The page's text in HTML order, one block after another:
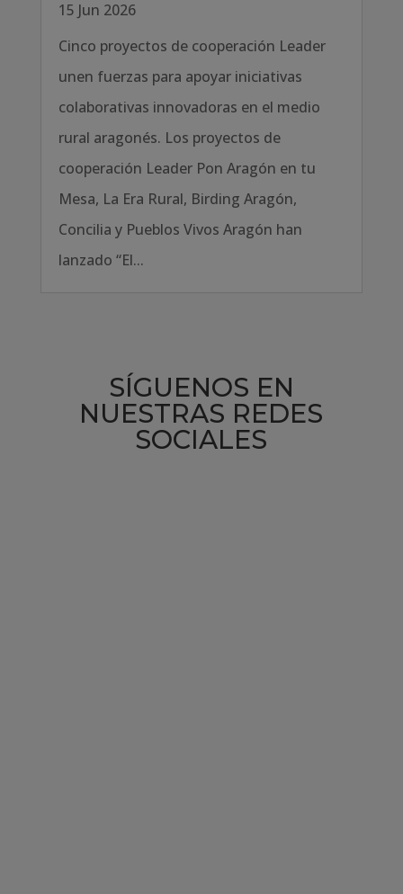
15 Jun 2026
Cinco proyectos de cooperación Leader
unen fuerzas para apoyar iniciativas
colaborativas innovadoras en el medio
rural aragonés. Los proyectos de
cooperación Leader Pon Aragón en tu
Mesa, La Era Rural, Birding Aragón,
Concilia y Pueblos Vivos Aragón han
lanzado “El...
SÍGUENOS EN
NUESTRAS REDES
SOCIALES